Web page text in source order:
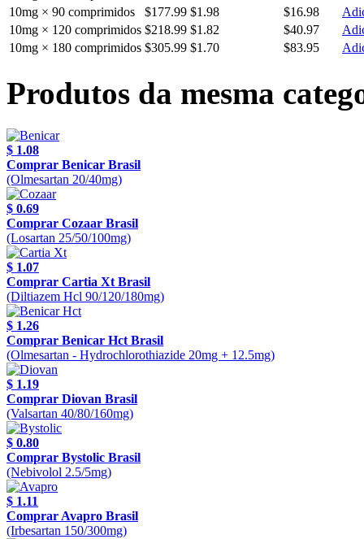
10mg × 90 comprimidos
$177.99 $1.98 $16.98
10mg × 120 comprimidos $218.99 $1.82 $40.97
10mg × 180 comprimidos $305.99 $1.70 $83.95
Produtos da mesma
$ 1.08
Comprar Benicar Brasil
(Olmesartan 20/40mg)
$ 0.69
Comprar Cozaar Brasil
(Losartan 25/50/100mg)
$ 1.07
Comprar Cartia Xt Brasil
(Diltiazem Hcl 90/120/180mg)
$ 1.26
Comprar Benicar Hct Brasil
(Olmesartan - Hydrochlorothiazide 20mg + 12.5mg)
$ 1.19
Comprar Diovan Brasil
(Valsartan 40/80/160mg)
$ 0.80
Comprar Bystolic Brasil
(Nebivolol 2.5/5mg)
$ 1.11
Comprar Avapro Brasil
(Irbesartan 150/300mg)